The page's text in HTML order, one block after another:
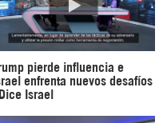
pierde influencia e
enfrenta nuevos desafíos
Dice Israel